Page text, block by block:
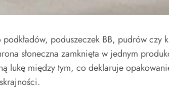
poduszeczek BB, pudrów
słoneczna zamknięta w jednym
lukę między tym, co deklaruje